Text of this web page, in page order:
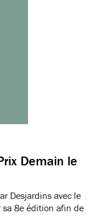
Demain le
Desjardins avec le
sa 8e édition afin de